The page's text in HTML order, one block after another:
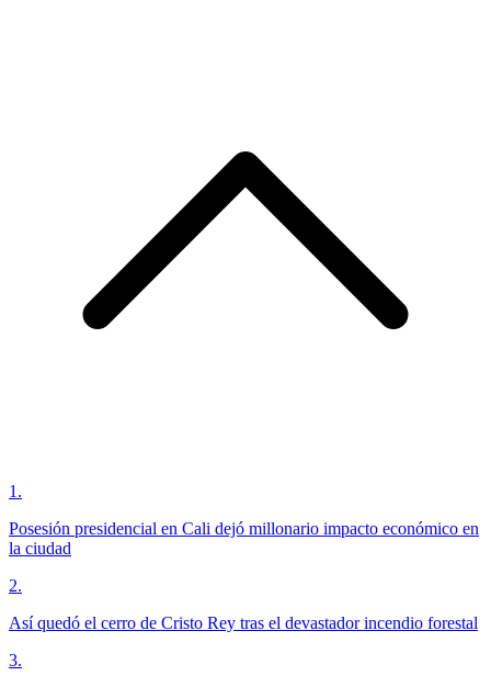
1 .
Posesión presidencial en Cali dejó millonario impacto económico en
la ciudad
2.
Así quedó el cerro de Cristo Rey tras el devastador incendio forestal
3.